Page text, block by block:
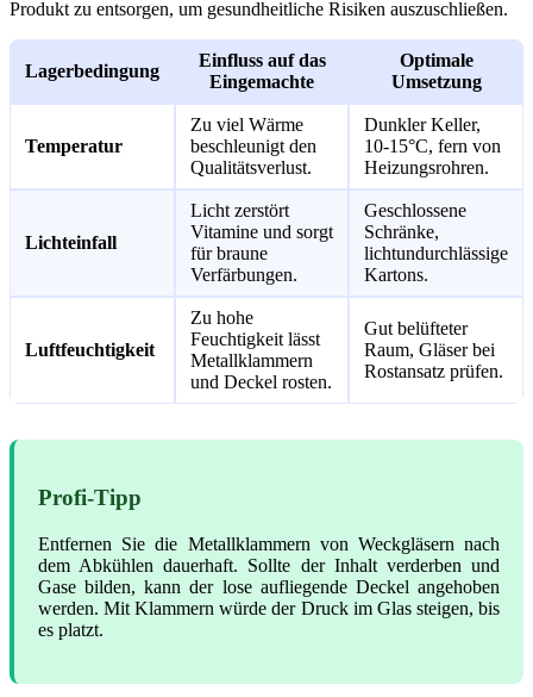
Produkt zu entsorgen, um gesundheitliche Risiken auszuschließen.
Lagerbedingung
Einfluss auf das
Eingemachte
Optimale
Umsetzung
Temperatur
Zu viel Wärme
beschleunigt den
Qualitätsverlust.
Dunkler Keller,
10-15°C, fern von
Heizungsrohren.
Lichteinfall
Licht zerstört
Vitamine und sorgt
für braune
Verfärbungen.
Geschlossene
Schränke,
lichtundurchlässige
Kartons.
Luftfeuchtigkeit
Zu hohe
Feuchtigkeit lässt
Metallklammern
und Deckel rosten.
Gut belüfteter
Raum, Gläser bei
Rostansatz prüfen.
Profi-Tipp
Entfernen Sie die Metallklammern von Weckgläsern nach
dem Abkühlen dauerhaft. Sollte der Inhalt verderben und
Gase bilden, kann der lose aufliegende Deckel angehoben
werden. Mit Klammern würde der Druck im Glas steigen, bis
es platzt.